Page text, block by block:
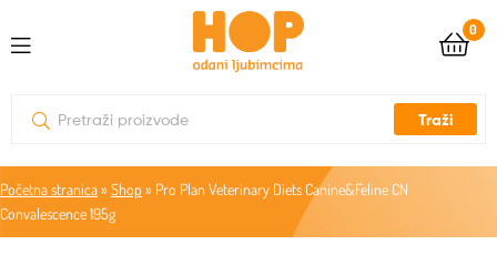
0
Traži
Početna stranica» Shop» Pro Plan Veterinary Diets Canine&Feline CN
Convalescence 195g